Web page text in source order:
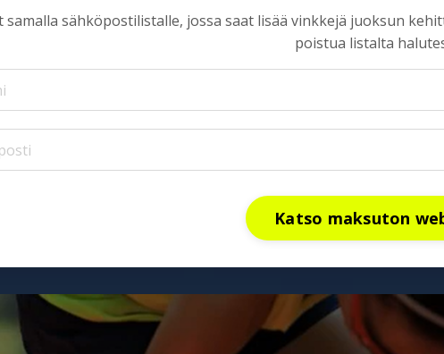
samalla sähköpostilistalle, jossa saat lisää vinkkejä juoksun
poistua listalta
Katso maksuton